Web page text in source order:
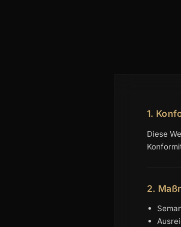
1.
Diese
2.